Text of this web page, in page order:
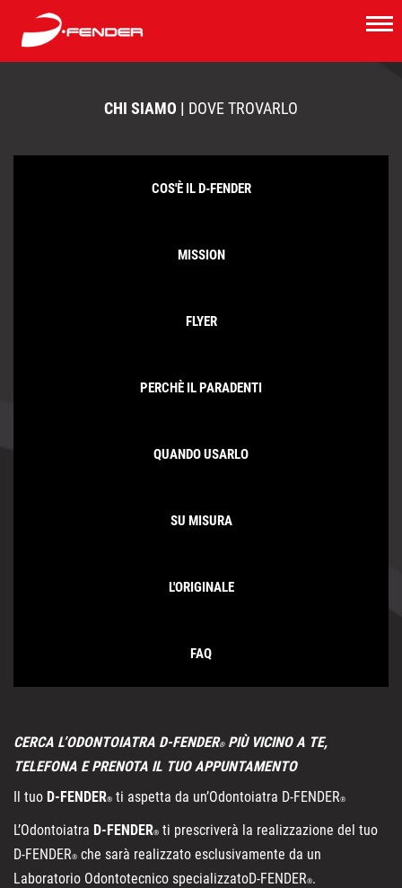
CHI SIAMO | DOVE TROVARLO
COS'È IL D-FENDER
MISSION
FLYER
PERCHÈ IL PARADENTI
QUANDO USARLO
SU MISURA
L'ORIGINALE
FAQ
CERCA L’ODONTOIATRA D-FENDER®PIÙ VICINO A TE,
TELEFONA E PRENOTA IL TUO APPUNTAMENTO
Il tuo D-FENDER® ti aspetta da un’Odontoiatra D-FENDER®
L’Odontoiatra D-FENDER® ti prescriverà la realizzazione del tuo
D-FENDER® che sarà realizzato esclusivamente da un
Laboratorio Odontotecnico specializzatoD-FENDER®.